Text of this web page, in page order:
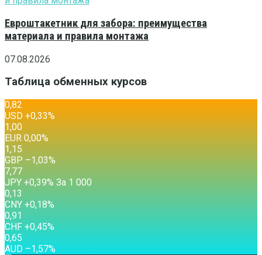
Евроштакетник для забора: преимущества
материала и правила монтажа
07.08.2026
Таблица обменных курсов
0,82
USD +0,33%
1,00
EUR 0,00%
1,15
GBP –1,03%
7,77
JPY +0,39% За 1 000
0,13
CNY +0,18%
0,91
CHF +0,45%
0,65
AUD –1,57%